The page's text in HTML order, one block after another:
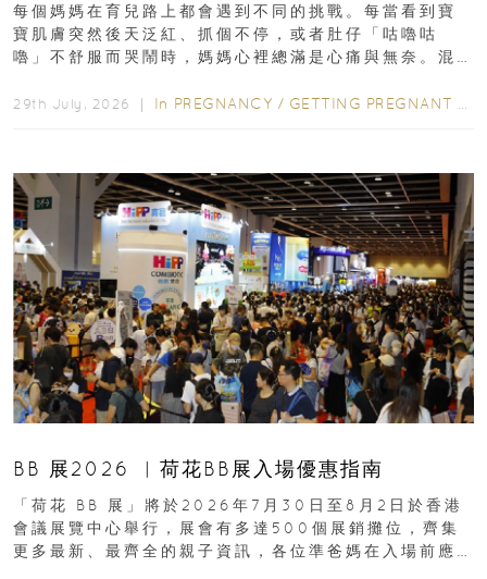
每個媽媽在育兒路上都會遇到不同的挑戰。每當看到寶
寶肌膚突然後天泛紅、抓個不停，或者肚仔「咕嚕咕
嚕」不舒服而哭鬧時，媽媽心裡總滿是心痛與無奈。混
29th July, 2026 ｜ In PREGNANCY / GETTING PREGNANT
BB 展2026 ︳荷花BB展入場優惠指南
「荷花 BB 展」將於2026年7月30日至8月2日於香港
會議展覽中心舉行，展會有多達500個展銷攤位，齊集
更多最新、最齊全的親子資訊，各位準爸媽在入場前應